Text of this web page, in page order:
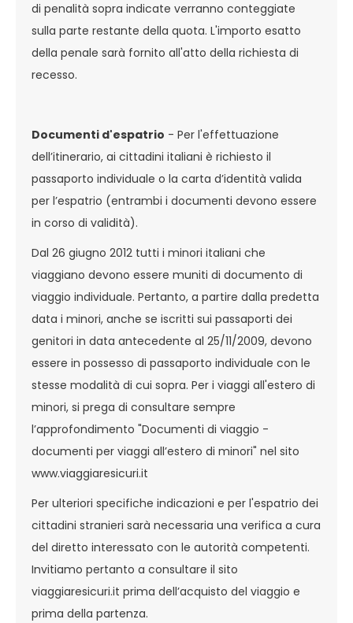
di penalità sopra indicate verranno conteggiate
sulla parte restante della quota. L'importo esatto
della penale sarà fornito all'atto della richiesta di
recesso.
Documenti d'espatrio - Per l'effettuazione
dell’itinerario, ai cittadini italiani è richiesto il
passaporto individuale o la carta d’identità valida
per l’espatrio (entrambi i documenti devono essere
in corso di validità).
Dal 26 giugno 2012 tutti i minori italiani che
viaggiano devono essere muniti di documento di
viaggio individuale. Pertanto, a partire dalla predetta
data i minori, anche se iscritti sui passaporti dei
genitori in data antecedente al 25/11/2009, devono
essere in possesso di passaporto individuale con le
stesse modalità di cui sopra. Per i viaggi all'estero di
minori, si prega di consultare sempre
l’approfondimento "Documenti di viaggio -
documenti per viaggi all’estero di minori" nel sito
www.viaggiaresicuri.it
Per ulteriori specifiche indicazioni e per l'espatrio dei
cittadini stranieri sarà necessaria una verifica a cura
del diretto interessato con le autorità competenti.
Invitiamo pertanto a consultare il sito
viaggiaresicuri.it prima dell’acquisto del viaggio e
prima della partenza.